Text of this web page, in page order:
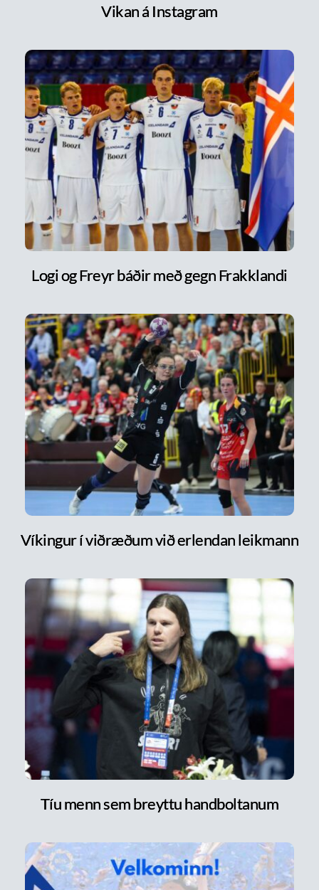
Vikan á Instagram
Logi og Freyr báðir með gegn Frakklandi
Víkingur í viðræðum við erlendan leikmann
Tíu menn sem breyttu handboltanum